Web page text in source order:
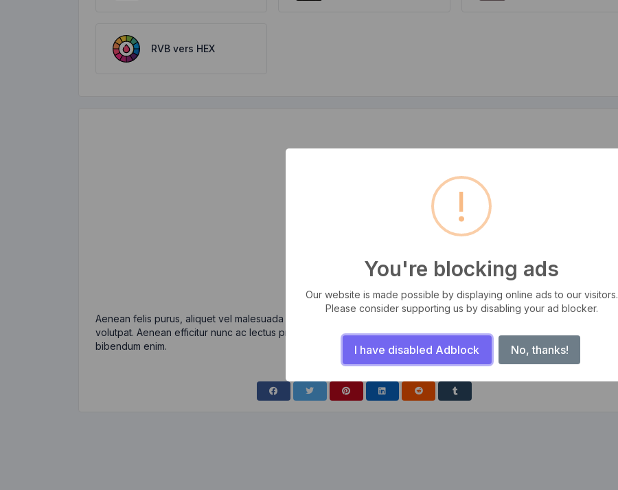
RVB vers HEX
Aenean felis purus, aliquet vel malesuada egestas, iaculis ut odio. Sed posuere cursus fermentum. Aliquam erat
volutpat. Aenean efficitur nunc ac lectus pretium, ut semper odio mattis. Aliquam sit amet sapien libero. Sed facilisis
bibendum enim.
!
You're blocking ads
Our website is made possible by displaying online ads to our visitors.
Please consider supporting us by disabling your ad blocker.
I have disabled Adblock No, thanks!